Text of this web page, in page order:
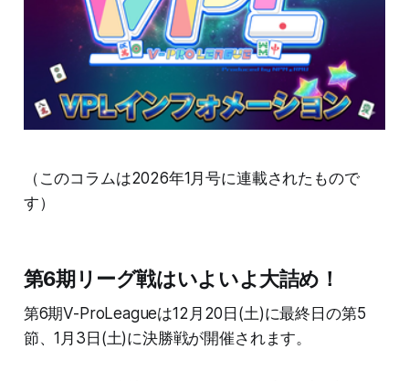
（このコラムは2026年1月号に連載されたもので
す）
第6期リーグ戦はいよいよ大詰め！
第6期V-ProLeagueは12月20日(土)に最終日の第5
節、1月3日(土)に決勝戦が開催されます。